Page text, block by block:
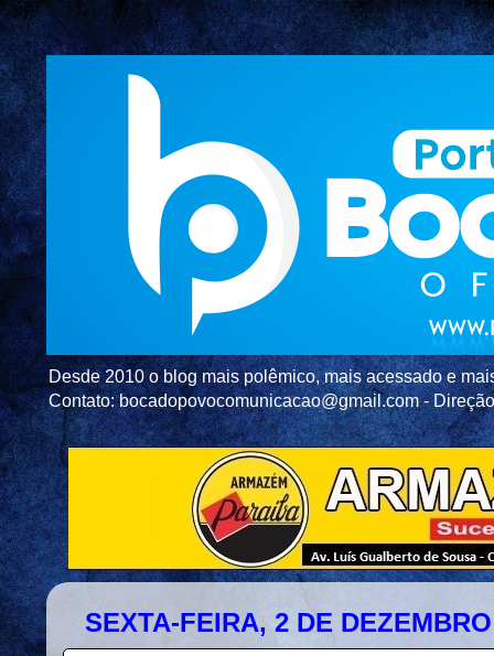
Desde 2010 o blog mais polêmico, mais acessado e
Contato: bocadopovocomunicacao@gmail.com -
SEXTA-FEIRA, 2 DE